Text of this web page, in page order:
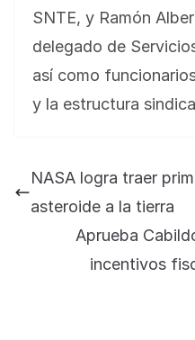
SNTE, y Ramón
delegado de
así como
y la estructura
NASA logra traer
asteroide a la tierra
Aprueba
incentivos
presente en la
de Sonora Dr.
importantes
para la